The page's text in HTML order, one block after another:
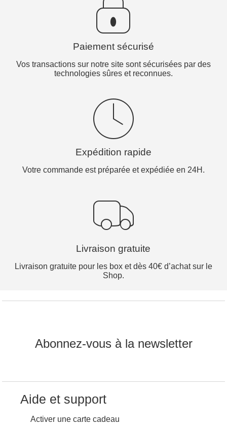
Paiement sécurisé
Vos transactions sur notre site sont sécurisées par des
technologies sûres et reconnues.
Expédition rapide
Votre commande est préparée et expédiée en 24H.
Livraison gratuite
Livraison gratuite pour les box et dès 40€ d’achat sur le
Shop.
Abonnez-vous à la newsletter
Aide et support
Activer une carte cadeau